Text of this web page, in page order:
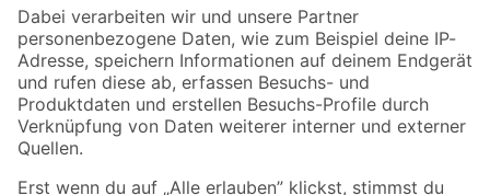
Zahlungsarten Versandarten
Sicher einkaufen